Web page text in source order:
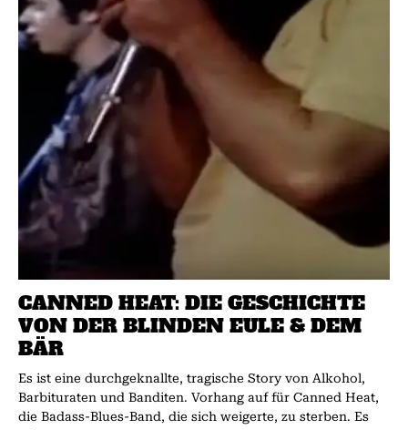
CANNED HEAT: DIE GESCHICHTE
VON DER BLINDEN EULE & DEM
BÄR
Es ist eine durchgeknallte, tragische Story von Alkohol,
Barbituraten und Banditen. Vorhang auf für Canned Heat,
die Badass-Blues-Band, die sich weigerte, zu sterben. Es